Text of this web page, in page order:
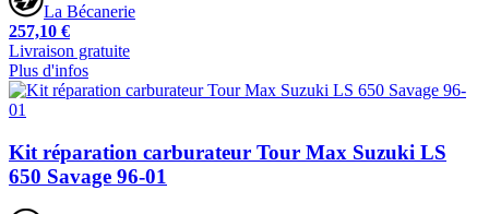
La Bécanerie
257,10 €
Livraison gratuite
Plus d'infos
Kit réparation carburateur Tour Max Suzuki LS
650 Savage 96-01